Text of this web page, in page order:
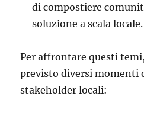
di compostiere
soluzione a scala locale.
Per affrontare questi
previsto diversi momenti
stakeholder locali: